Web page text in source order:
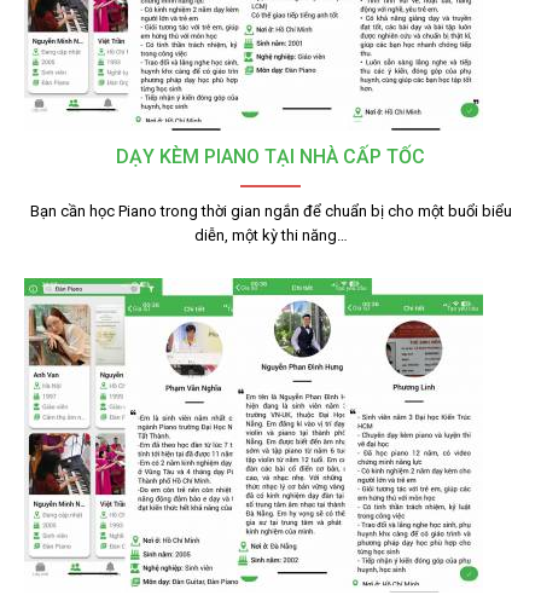
DẠY KÈM PIANO TẠI NHÀ CẤP TỐC
Bạn cần học Piano trong thời gian ngắn để chuẩn bị cho một buổi biểu
diễn, một kỳ thi năng…